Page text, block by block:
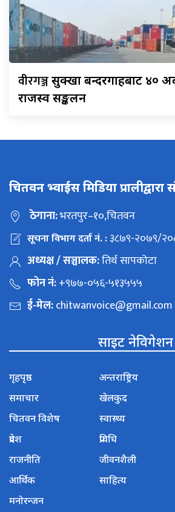
वीरगञ्जसुक्खा बन्दरगाहबाट ४०
राजस्व सङ्कलन
चितवन भ्वाईस मिडिया प्रालीद्वारा
ठेगाना:भरतपुर–१०,चितवन
सूचना विभाग दर्ता नं. :३८७९-२०७९/
अध्यक्ष / सञ्चालक:तिर्थ सापकोटा
फोन नं:+९७७-०५६-५१३५५५
ई-मेल:chitwanvoice@gmail.com
साइट नेविगेशन
गृहपृष्ठ
समाचार
चितवन विशेष
प्रदेश
राजनीति
आर्थिक
मनोरन्जन
अन्तराष्ट्रिय
खेलकुद
स्वास्थ्य
प्रविधि
जीवनशैली
साहित्य